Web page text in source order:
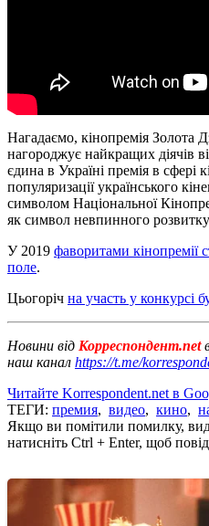
Нагадаємо, кінопремія Золота
нагороджує найкращих діячів
єдина в Україні премія в сфері
популяризації українського
символом Національної
як символ невпинного розвитку
У 2019 фаворитами кінопремії
поле.
Цьогоріч на участь у конкурсі
Новини від Корреспондент.net
наш канал https://t.me/
Читайте Korrespondent.net в
ТЕГИ: премия, видео, кино,
Якщо ви помітили помилку,
натисніть Ctrl + Enter, щоб